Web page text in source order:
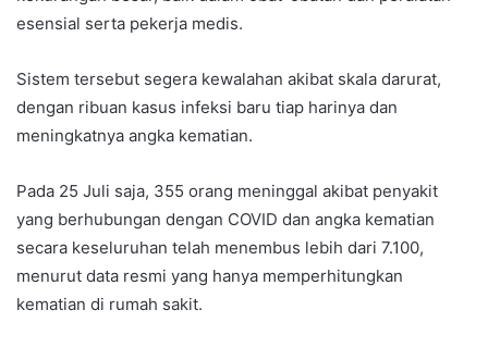
esensial serta pekerja medis.
Sistem tersebut segera kewalahan akibat skala darurat,
dengan ribuan kasus infeksi baru tiap harinya dan
meningkatnya angka kematian.
Pada 25 Juli saja, 355 orang meninggal akibat penyakit
yang berhubungan dengan COVID dan angka kematian
secara keseluruhan telah menembus lebih dari 7.100,
menurut data resmi yang hanya memperhitungkan
kematian di rumah sakit.